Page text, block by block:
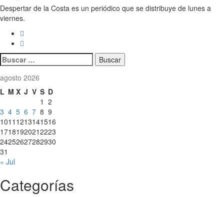
Despertar de la Costa es un periódico que se distribuye de lunes a
viernes.
Buscar:
agosto 2026
L M X J V S D
1 2
3 4 5 6 7 8 9
1011 1213141516
17181920212223
24252627282930
31
« Jul
Categorías